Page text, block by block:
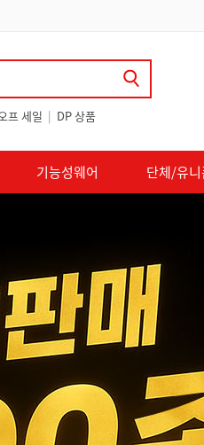
프 세일 | DP 상품
기능성웨어 단체/유